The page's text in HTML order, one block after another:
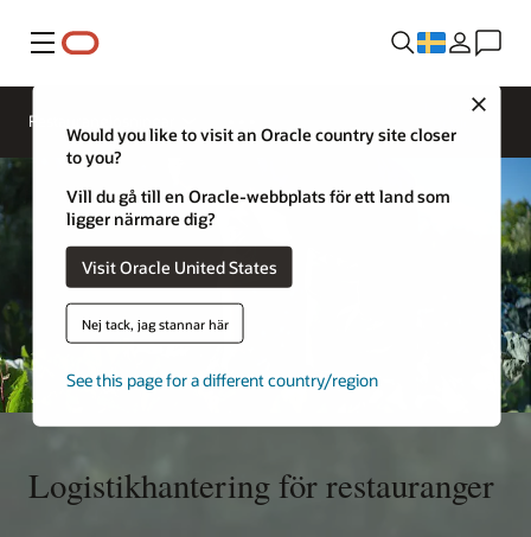
Meny
Would you like to visit an Oracle country site closer
to you?
Vill du gå till en Oracle-webbplats för ett land som
ligger närmare dig?
Visit Oracle United States
Nej tack, jag stannar här
See this page for a different country/region
Restauranglösningar
Kontakta
Restaurants
Logistikhantering för restauranger